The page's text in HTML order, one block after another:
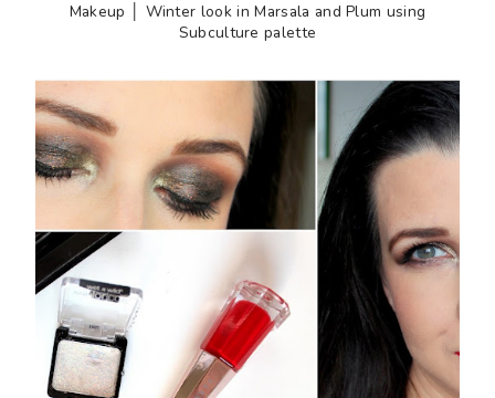
Makeup │ Winter look in Marsala and Plum using
Subculture palette